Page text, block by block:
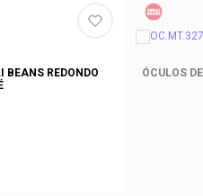
BEANS REDONDO
ÓCULOS